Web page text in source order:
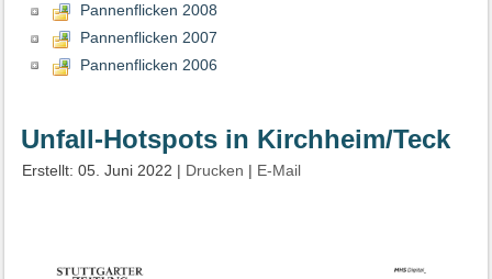
Pannenflicken 2008
Pannenflicken 2007
Pannenflicken 2006
Unfall-Hotspots in Kirchheim/Teck
Erstellt: 05. Juni 2022 | Drucken | E-Mail